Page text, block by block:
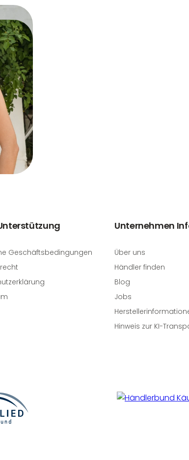
Geschäftsbedingungen
Unternehmen
Über uns
Händler finden
Blog
Jobs
Hinweis zur KI-